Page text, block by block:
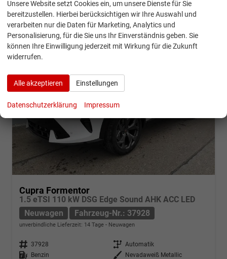
CO 2-Klasse: E
CO2-Emissionen:140,00 g/km
Cupra Formentor
1.5 eTSI 110 kW DSG Edge Sound AHK ACC LED
Neuwagen
Fahrzeug-Nr.: 37928
unverbindliche Lieferzeit: 14 Tage Neuwagen
Fahrzeug-Nr. 37928 Getriebe Automatik
Kraftstoff Benzin Außenfarbe
Nevadaweiß Metallic
Unsere Website setzt Cookies ein, um unsere Dienste für Sie
bereitzustellen. Hierbei berücksichtigen wir Ihre Auswahl und
verarbeiten nur die Daten für Marketing, Analytics und
Personalisierung, für die Sie uns Ihr Einverständnis geben. Sie
können Ihre Einwilligung jederzeit mit Wirkung für die Zukunft
widerrufen.
Alle akzeptieren Einstellungen
Datenschutzerklärung Impressum